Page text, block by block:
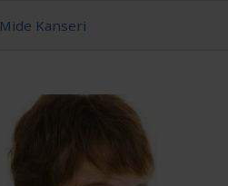
Mide Kanseri